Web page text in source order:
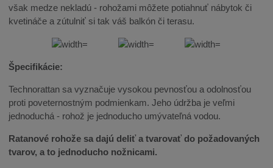
však medze nekladú - rohožami môžete potiahnuť nábytok či
kvetináče a zútulniť si tak váš balkón či terasu.
Špecifikácie:
Technorattan sa vyznačuje vysokou pevnosťou a odolnosťou
proti poveternostným podmienkam. Jeho údržba je veľmi
jednoduchá - rohož je jednoducho umývateľná vodou.
Ratanové rohože sa dajú deliť a tvarovať do požadovaných
tvarov, a to jednoducho nožnicami.